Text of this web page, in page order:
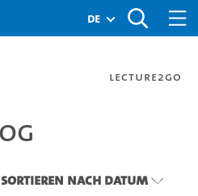
de
Lecture2Go
Sortieren nach Datum